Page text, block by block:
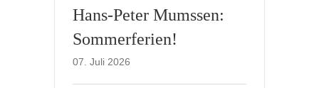
Hans-Peter Mumssen:
Sommerferien!
07. Juli 2026